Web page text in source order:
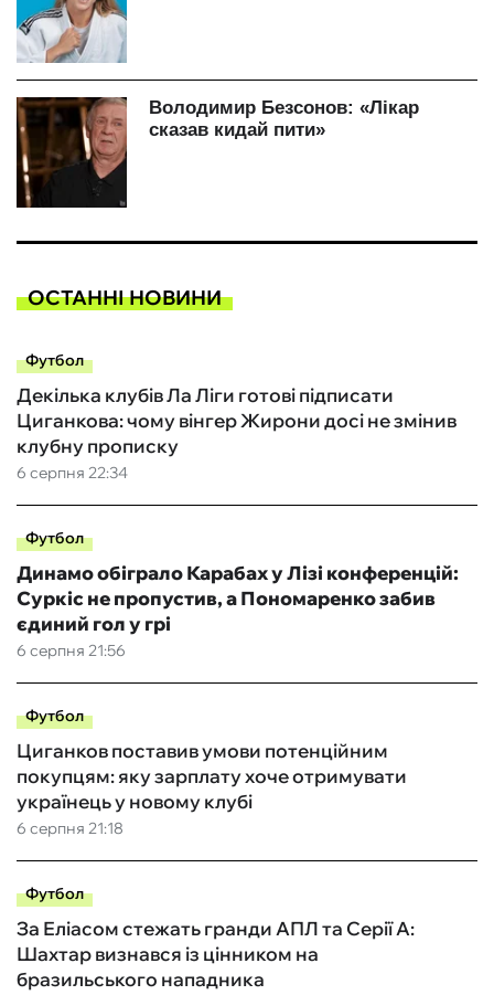
ОСТАННІ НОВИНИ
Футбол
6 серпня 22:34
Декілька клубів Ла Ліги готові підписати
Циганкова: чому вінгер Жирони досі не змінив
клубну прописку
Футбол
6 серпня 21:56
Динамо обіграло Карабах у Лізі конференцій:
Суркіс не пропустив, а Пономаренко забив
єдиний гол у грі
Футбол
6 серпня 21:18
Циганков поставив умови потенційним
покупцям: яку зарплату хоче отримувати
українець у новому клубі
Футбол
За Еліасом стежать гранди АПЛ та Серії А:
Шахтар визнався із цінником на
бразильського нападника